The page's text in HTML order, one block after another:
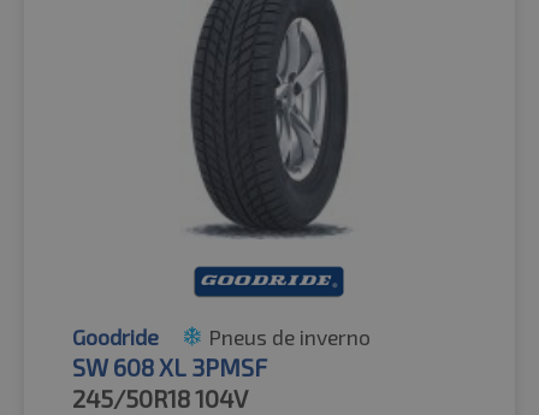
Goodride Pneus de inverno
SW 608 XL 3PMSF
245/50R18104V